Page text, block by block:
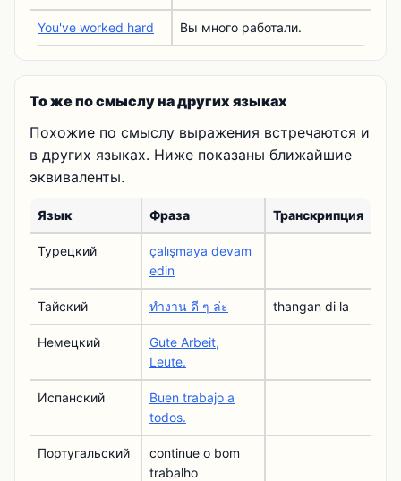
You've worked hard Вы много работали.
То же по смыслу на других языках
Похожие по смыслу выражения встречаются и
в других языках. Ниже показаны ближайшие
эквиваленты.
Язык Фраза Транскрипция
Турецкий
çalışmaya devam
edin
Тайский ทํางาน ดี ๆ ล่ะ thangan di la
Немецкий
Gute Arbeit,
Leute.
Испанский
Buen trabajo a
todos.
Португальский
continue o bom
trabalho